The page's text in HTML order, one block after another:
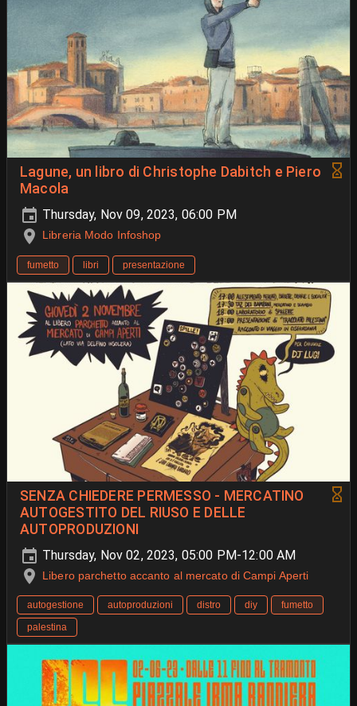
Lagune, un libro di Christophe Dabitch e Piero
Macola
Thursday, Nov 09, 2023, 06:00 PM
Libreria Modo Infoshop
fumetto libri presentazione
SENZA CHIEDERE PERMESSO - MERCATINO
AUTOGESTITO DEL RIUSO E DELLE
AUTOPRODUZIONI
Thursday, Nov 02, 2023, 05:00 PM-12:00 AM
Libero parchetto accanto al mercato di Campi Aperti
autogestione autoproduzioni distro diy
fumetto
palestina